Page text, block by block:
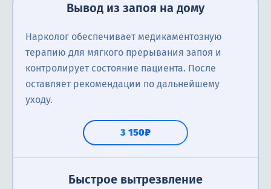
Вывод из запоя на дому
Нарколог обеспечивает медикаментозную
терапию для мягкого прерывания запоя и
контролирует состояние пациента. После
оставляет рекомендации по дальнейшему
уходу.
3 150₽
Быстрое вытрезвление